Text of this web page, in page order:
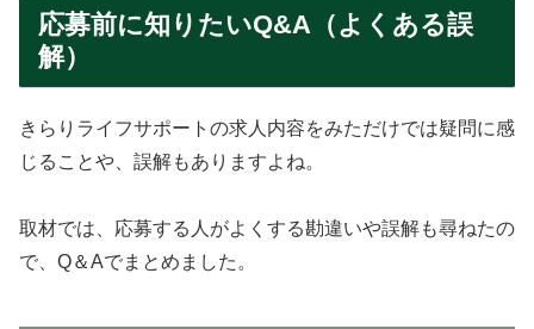
応募前に知りたいQ&A（よくある誤
解）
きらりライフサポートの求人内容をみただけでは疑問に感
じることや、誤解もありますよね。
取材では、応募する人がよくする勘違いや誤解も尋ねたの
で、Q＆Aでまとめました。